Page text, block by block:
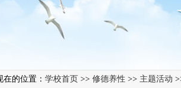
在的位置： 学校首页 >> 修德养性 >> 主题活动